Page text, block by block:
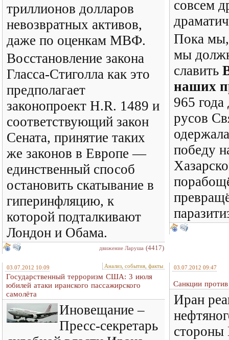
триллионов долларов
невозвратных активов,
даже по оценкам МВФ.
Восстановление закона
Гласса-Стиголла как это
предполагает
законопроект H.R. 1489 и
соответствующий закон
Сената, принятие таких
же законов в Европе —
единственный способ
остановить скатывание в
гиперинфляцию, к
которой подталкивают
Лондон и Обама.
движение Ларуша (4417)
совсем
Пока
мы
славить
наших
965
русов
победу
03.07.2012 10:09 Анализ, события, факты
Государственный терроризм США: 3 июля
юбилей атаки иранского пассажирского
самолёта
Иновещание –
Пресс-секретарь
03.07.2012 09:47
Санкции
Иран
стороны